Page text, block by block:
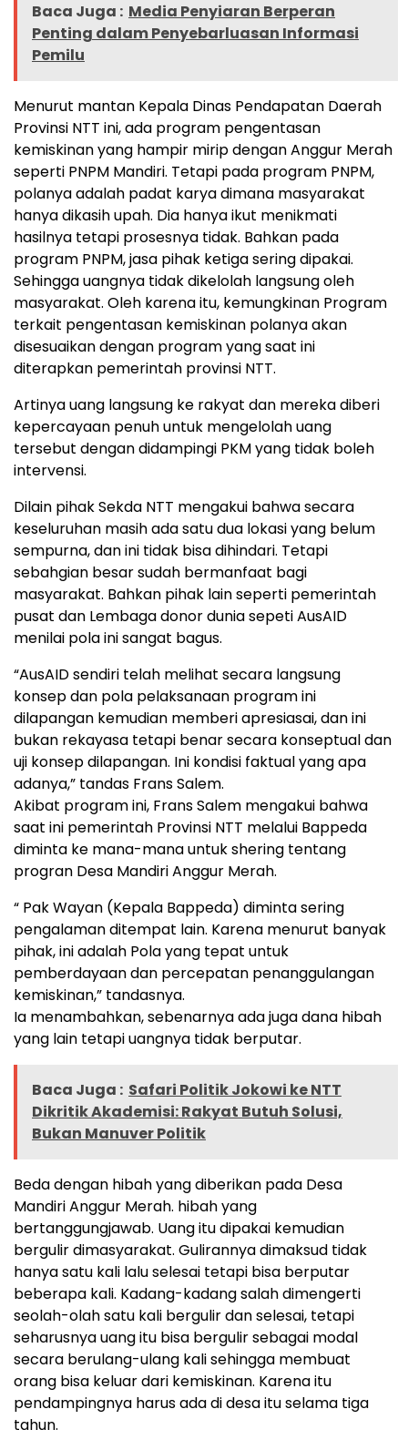
Baca Juga : Media Penyiaran Berperan
Penting dalam Penyebarluasan Informasi
Pemilu
Menurut mantan Kepala Dinas Pendapatan Daerah
Provinsi NTT ini, ada program pengentasan
kemiskinan yang hampir mirip dengan Anggur Merah
seperti PNPM Mandiri. Tetapi pada program PNPM,
polanya adalah padat karya dimana masyarakat
hanya dikasih upah. Dia hanya ikut menikmati
hasilnya tetapi prosesnya tidak. Bahkan pada
program PNPM, jasa pihak ketiga sering dipakai.
Sehingga uangnya tidak dikelolah langsung oleh
masyarakat. Oleh karena itu, kemungkinan Program
terkait pengentasan kemiskinan polanya akan
disesuaikan dengan program yang saat ini
diterapkan pemerintah provinsi NTT.
Artinya uang langsung ke rakyat dan mereka diberi
kepercayaan penuh untuk mengelolah uang
tersebut dengan didampingi PKM yang tidak boleh
intervensi.
Dilain pihak Sekda NTT mengakui bahwa secara
keseluruhan masih ada satu dua lokasi yang belum
sempurna, dan ini tidak bisa dihindari. Tetapi
sebahgian besar sudah bermanfaat bagi
masyarakat. Bahkan pihak lain seperti pemerintah
pusat dan Lembaga donor dunia sepeti AusAID
menilai pola ini sangat bagus.
“AusAID sendiri telah melihat secara langsung
konsep dan pola pelaksanaan program ini
dilapangan kemudian memberi apresiasai, dan ini
bukan rekayasa tetapi benar secara konseptual dan
uji konsep dilapangan. Ini kondisi faktual yang apa
adanya,” tandas Frans Salem.
Akibat program ini, Frans Salem mengakui bahwa
saat ini pemerintah Provinsi NTT melalui Bappeda
diminta ke mana-mana untuk shering tentang
progran Desa Mandiri Anggur Merah.
“ Pak Wayan (Kepala Bappeda) diminta sering
pengalaman ditempat lain. Karena menurut banyak
pihak, ini adalah Pola yang tepat untuk
pemberdayaan dan percepatan penanggulangan
kemiskinan,” tandasnya.
Ia menambahkan, sebenarnya ada juga dana hibah
yang lain tetapi uangnya tidak berputar.
Baca Juga : Safari Politik Jokowi ke NTT
Dikritik Akademisi: Rakyat Butuh Solusi,
Bukan Manuver Politik
Beda dengan hibah yang diberikan pada Desa
Mandiri Anggur Merah. hibah yang
bertanggungjawab. Uang itu dipakai kemudian
bergulir dimasyarakat. Gulirannya dimaksud tidak
hanya satu kali lalu selesai tetapi bisa berputar
beberapa kali. Kadang-kadang salah dimengerti
seolah-olah satu kali bergulir dan selesai, tetapi
seharusnya uang itu bisa bergulir sebagai modal
secara berulang-ulang kali sehingga membuat
orang bisa keluar dari kemiskinan. Karena itu
pendampingnya harus ada di desa itu selama tiga
tahun.